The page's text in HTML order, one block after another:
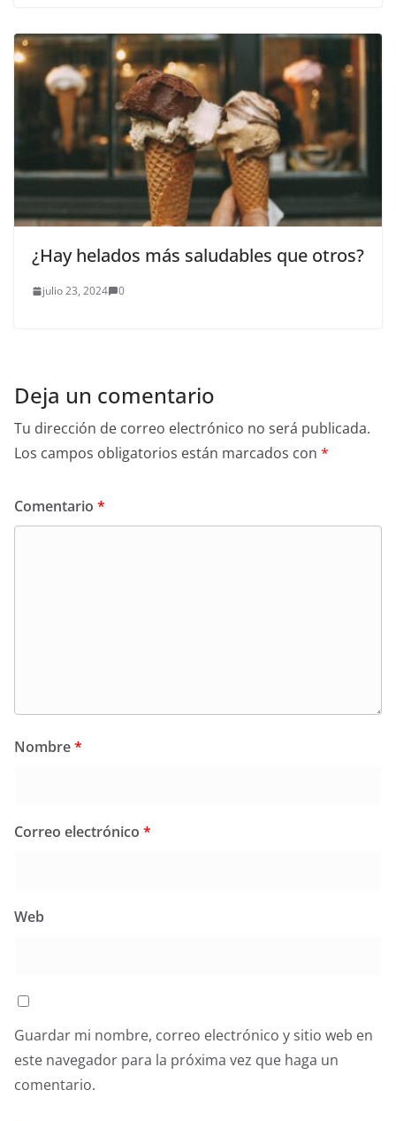
¿Hay helados más saludables que otros?
julio 23, 2024 0
Deja un comentario
Tu dirección de correo electrónico no será publicada.
Los campos obligatorios están marcados con *
Comentario *
Nombre*
Correo electrónico *
Web
Guardar mi nombre, correo electrónico y sitio web en
este navegador para la próxima vez que haga un
comentario.